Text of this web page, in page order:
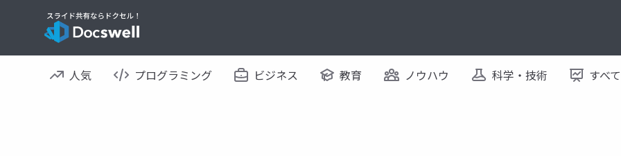
人気 プログラミング ビジネス 教育 ノウハウ 科学・技術 すべ